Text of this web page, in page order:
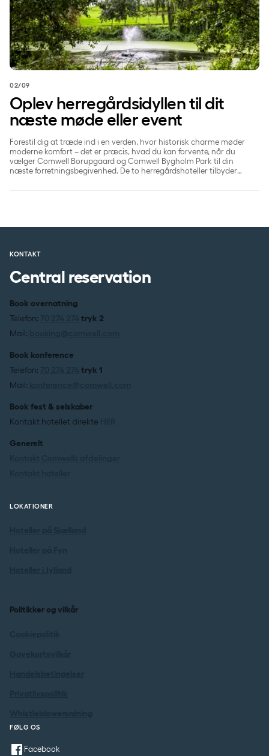
02/09
Oplev herregårdsidyllen til dit
næste møde eller event
Forestil dig at træde ind i en verden, hvor historisk charme møder
moderne komfort – det er præcis, hvad du kan forvente, når du
vælger Comwell Borupgaard og Comwell Bygholm Park til din
næste forretningsbegivenhed. De to herregårdshoteller tilbyder
konferencer og firmafester.
KONTAKT
Central reservation
Book overnatning
Telefon:
tryk 2
Mail:
Book konference
Telefon:
tryk 1
Mail:
Book fest & selskaber
Kontakt hotellet direkte
Generelt
LOKATIONER
Politikker og vilkår
FØLG OS
Facebook